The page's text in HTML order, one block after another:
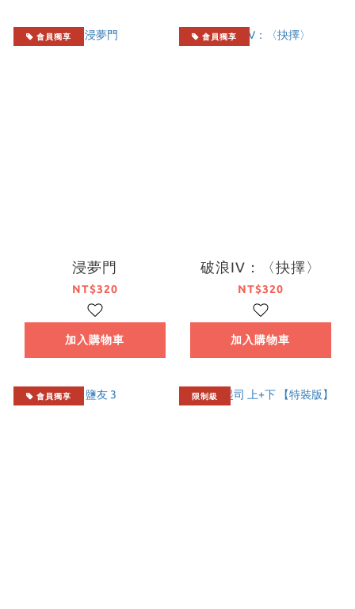
會員獨享
浸夢門
NT$320
加入購物車
會員獨享
破浪IV：〈抉擇〉
NT$320
加入購物車
會員獨享 限制級